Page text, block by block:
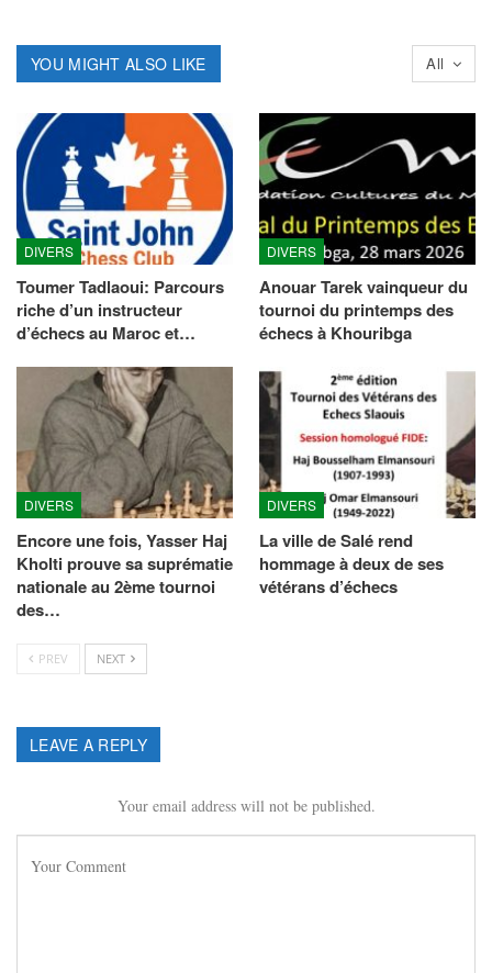
All
YOU MIGHT ALSO LIKE
DIVERS
Toumer Tadlaoui: Parcours
riche d’un instructeur
d’échecs au Maroc et…
DIVERS
Anouar Tarek vainqueur du
tournoi du printemps des
échecs à Khouribga
DIVERS
Encore une fois, Yasser Haj
Kholti prouve sa suprématie
nationale au 2ème tournoi
des…
DIVERS
La ville de Salé rend
hommage à deux de ses
vétérans d’échecs
PREV NEXT
LEAVE A REPLY
Your email address will not be published.